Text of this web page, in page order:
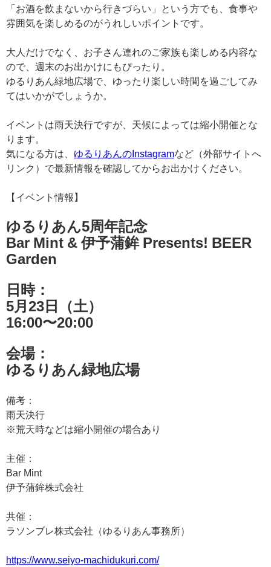
「お酒を飲まないから行きづらい」という方でも、食事や
雰囲気を楽しめるのがうれしいポイントです。
大人だけでなく、お子さん連れのご家族も楽しめる内容な
ので、週末のお出かけにもぴったり。
ゆるりあん緑地広場で、ゆったり楽しい時間を過ごしてみ
てはいかがでしょうか。
イベントは雨天決行ですが、天候によっては縮小開催とな
ります。
気になる方は、 ゆるりあんのInstagramなど（外部サイトへ
リンク）で最新情報を確認してからお出かけください。
【イベント情報】
ゆるりあん5周年記念
Bar Mint & 伊予蒲鉾 Presents! BEER
Garden
日時：
5月23日（土）
16:00〜20:00
会場：
ゆるりあん緑地広場
備考：
雨天決行
※荒天時などは縮小開催の場合あり
主催：
Bar Mint
伊予蒲鉾株式会社
共催：
ラソンブレ株式会社（ゆるりあん事務所）
https://www.seiyo-machidukuri.com/